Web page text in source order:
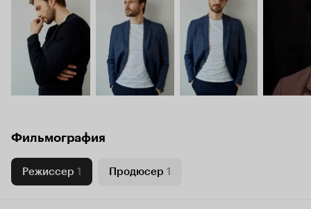
Фильмография
Режиссер 1 Продюсер 1